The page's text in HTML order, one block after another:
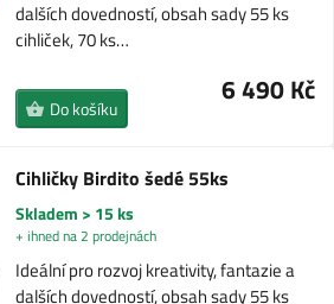
dalších dovedností, obsah sady 55 ks
cihliček, 70 ks…
6 490 Kč
Do košíku
Cihličky Birdito šedé 55ks
Skladem > 15 ks
+ ihned na 2 prodejnách
Ideální pro rozvoj kreativity, fantazie a
dalších dovedností, obsah sady 55 ks